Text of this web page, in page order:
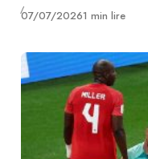
Publié
07/07/20261 min lire